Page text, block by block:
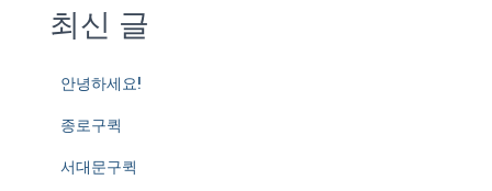
최신 글
안녕하세요!
종로구퀵
서대문구퀵